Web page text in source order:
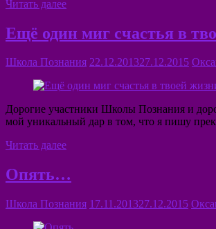
Читать далее
Ещё один миг счастья в
Школа Познания 22.12.201327.12.2015
Дорогие участники Школы Познания и
мой уникальный дар в том, что я пишу
Читать далее
Опять…
Школа Познания 17.11.201327.12.2015